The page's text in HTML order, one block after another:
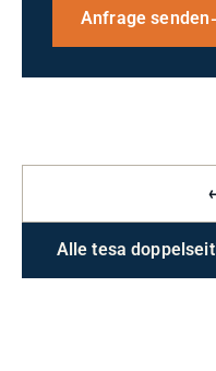
Anfrage senden
Alle tesa